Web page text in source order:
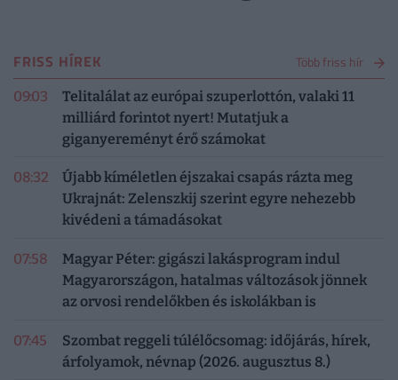
FRISS HÍREK Több friss hír
09:03
Telitalálat az európai szuperlottón, valaki 11
milliárd forintot nyert! Mutatjuk a
giganyereményt érő számokat
08:32
Újabb kíméletlen éjszakai csapás rázta meg
Ukrajnát: Zelenszkij szerint egyre nehezebb
kivédeni a támadásokat
07:58
Magyar Péter: gigászi lakásprogram indul
Magyarországon, hatalmas változások jönnek
az orvosi rendelőkben és iskolákban is
07:45
Szombat reggeli túlélőcsomag: időjárás, hírek,
árfolyamok, névnap (2026. augusztus 8.)